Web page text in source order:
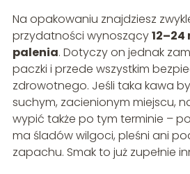
Na opakowaniu znajdziesz
przydatności wynoszący
palenia. Dotyczy on jednak
paczki i przede wszystkim
zdrowotnego. Jeśli taka kawa
suchym, zacienionym miejscu,
wypić także po tym terminie –
ma śladów wilgoci, pleśni ani
zapachu. Smak to już zupełnie